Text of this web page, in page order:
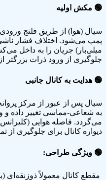
🟢 مکش اولیه
سیال (هوا) از طریق فلنج
میلی‌بار) جریان را به داخل
جلوگیری از ورود ذرات بزرگتر از ۱۰ میکرون ضروری است
🟢 هدایت به کانال جانبی
سیال پس از عبور از مرکز
به شعاعی-مماسی تغییر داده و
دیواره کانال برای جلوگیری
🟢 ویژگی طراحی:
مقطع کانال معمولاً ذوزنقه‌ای